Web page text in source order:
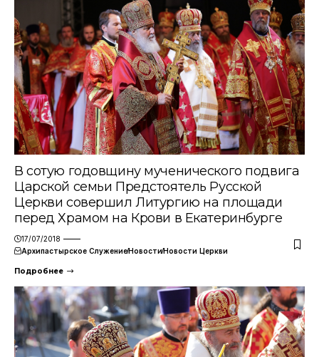
В сотую годовщину мученического подвига
Царской семьи Предстоятель Русской
Церкви совершил Литургию на площади
перед Храмом на Крови в Екатеринбурге
17/07/2018
Архипастырское СлужениеНовостиНовости Церкви
Подробнее